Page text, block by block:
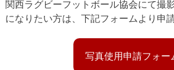
関西ラグビーフットボール協会にて撮
になりたい方は、下記フォームより申
写真使用申請フォー